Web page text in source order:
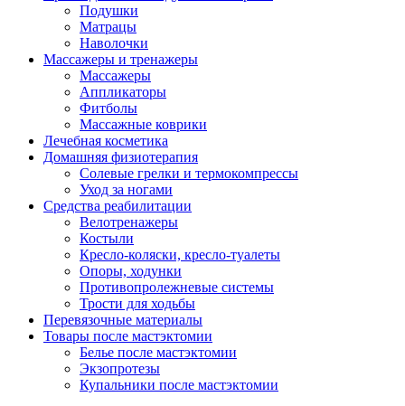
Подушки
Матрацы
Наволочки
Массажеры и тренажеры
Массажеры
Аппликаторы
Фитболы
Массажные коврики
Лечебная косметика
Домашняя физиотерапия
Солевые грелки и термокомпрессы
Уход за ногами
Средства реабилитации
Велотренажеры
Костыли
Кресло-коляски, кресло-туалеты
Опоры, ходунки
Противопролежневые системы
Трости для ходьбы
Перевязочные материалы
Товары после мастэктомии
Белье после мастэктомии
Экзопротезы
Купальники после мастэктомии